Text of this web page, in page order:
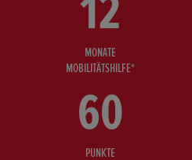
12
MONATE
MOBILITÄTSHILFE*
60
PUNKTE